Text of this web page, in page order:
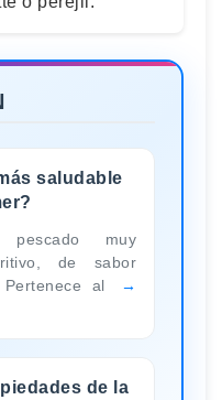
saludable
muy
de sabor
al
de la